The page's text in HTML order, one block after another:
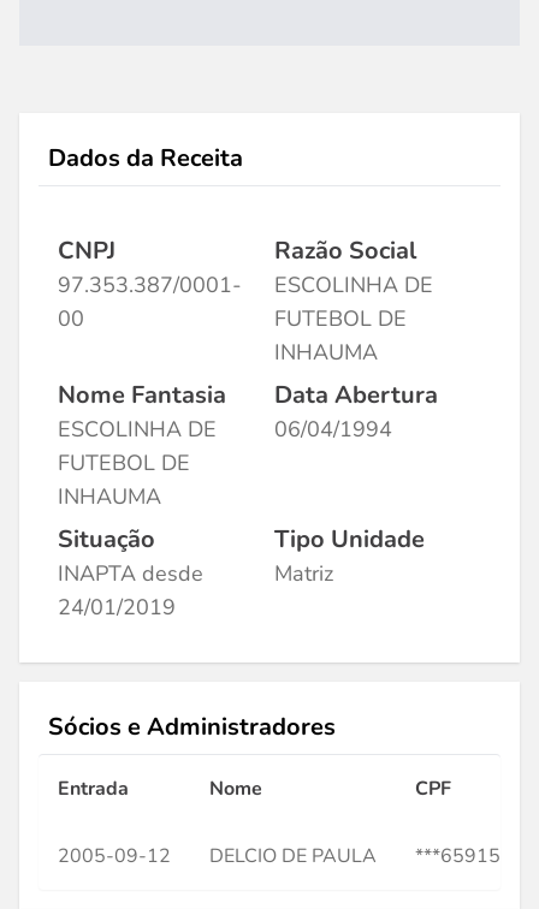
Dados da Receita
CNPJ
97.353.387/0001-
00
Razão Social
ESCOLINHA DE
FUTEBOL DE
INHAUMA
Nome Fantasia
ESCOLINHA DE
FUTEBOL DE
INHAUMA
Data Abertura
06/04/1994
Situação
INAPTA desde
24/01/2019
Tipo Unidade
Matriz
Sócios e Administradores
Entrada Nome CPF
2005-09-12 DELCIO DE PAULA ***659156**